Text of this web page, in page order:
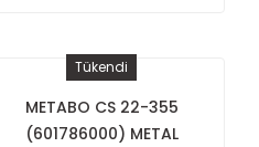
Tükendi
METABO CS 22-355
(601786000) METAL